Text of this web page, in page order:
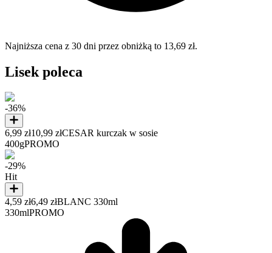
Najniższa cena z 30 dni przez obniżką to 13,69 zł.
Lisek poleca
-36%
6,99 zł10,99 złCESAR kurczak w sosie
400gPROMO
-29%
Hit
4,59 zł6,49 złBLANC 330ml
330mlPROMO